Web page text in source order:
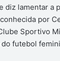
diz lamentar a
por
Sportivo
futebol